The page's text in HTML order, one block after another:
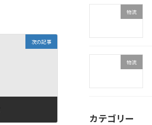
次の記事
物流
物流
カテゴリー